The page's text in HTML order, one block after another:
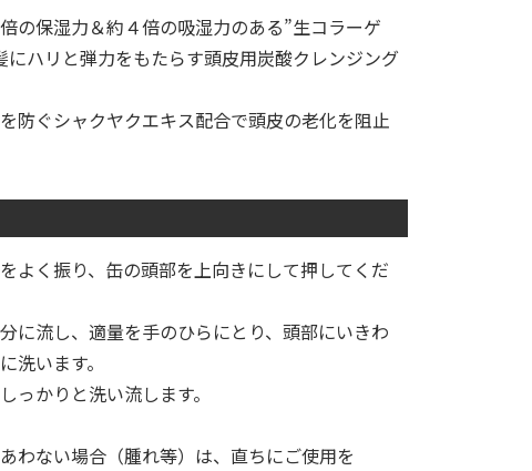
の保湿力＆約４倍の吸湿力のある”生コラーゲ
にハリと弾力をもたらす頭皮用炭酸クレンジング
防ぐシャクヤクエキス配合で頭皮の老化を阻止
よく振り、缶の頭部を上向きにして押してくだ
に流し、適量を手のひらにとり、頭部にいきわ
洗います。
っかりと洗い流します。
わない場合（腫れ等）は、直ちにご使用を